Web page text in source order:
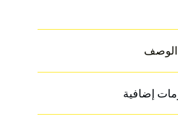
الوصف
إضافية